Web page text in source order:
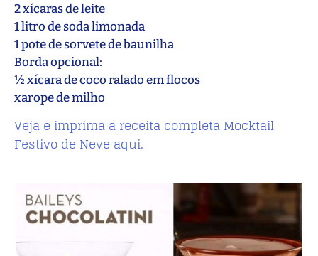
2 xícaras de leite
1 litro de soda limonada
1 pote de sorvete de baunilha
Borda opcional:
½ xícara de coco ralado em flocos
xarope de milho
Veja e imprima a receita completa Mocktail
Festivo de Neve aqui.